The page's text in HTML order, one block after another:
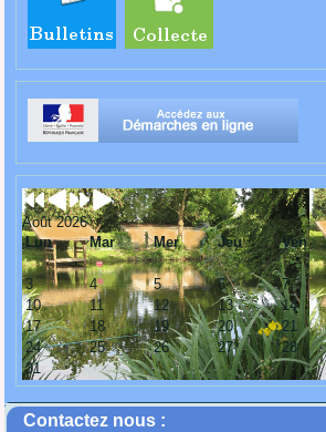
Août 2026
Lun
Mar Mer Jeu Ven
3
4 5 6 7
10
11 12 13 14
17
18 19 20 21
24
25 26 27 28
31
Contactez nous :